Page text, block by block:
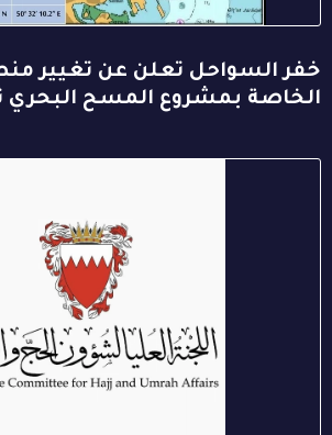
خفر السواحل تعلن عن تغيير
الخاصة بمشروع المسح البحري